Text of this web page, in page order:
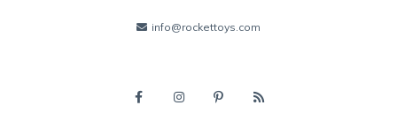
info@rockettoys.com